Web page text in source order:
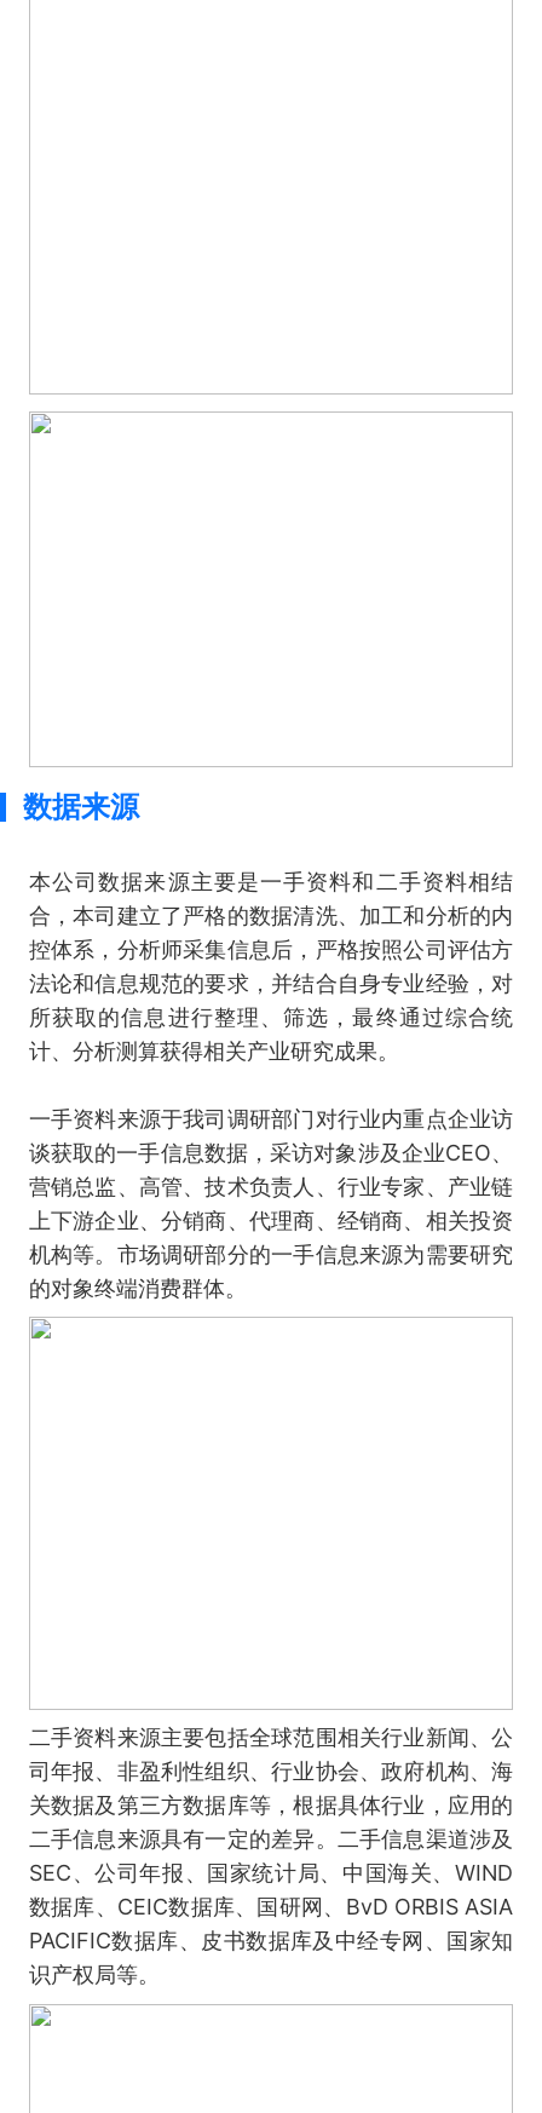
数据来源
本公司数据来源主要是一手资料和二手资料相结
合，本司建立了严格的数据清洗、加工和分析的内
控体系，分析师采集信息后，严格按照公司评估方
法论和信息规范的要求，并结合自身专业经验，对
所获取的信息进行整理、筛选，最终通过综合统
计、分析测算获得相关产业研究成果。
一手资料来源于我司调研部门对行业内重点企业访
谈获取的一手信息数据，采访对象涉及企业CEO、
营销总监、高管、技术负责人、行业专家、产业链
上下游企业、分销商、代理商、经销商、相关投资
机构等。市场调研部分的一手信息来源为需要研究
的对象终端消费群体。
二手资料来源主要包括全球范围相关行业新闻、公
司年报、非盈利性组织、行业协会、政府机构、海
关数据及第三方数据库等，根据具体行业，应用的
二手信息来源具有一定的差异。二手信息渠道涉及
SEC、公司年报、国家统计局、中国海关、WIND
数据库、CEIC数据库、国研网、BvD ORBIS ASIA
PACIFIC数据库、皮书数据库及中经专网、国家知
识产权局等。